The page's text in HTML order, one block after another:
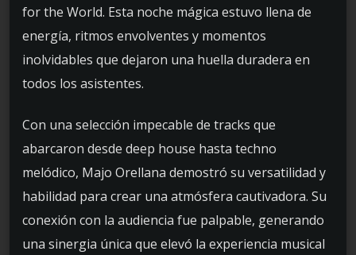
for the World. Esta noche mágica estuvo llena de
energía, ritmos envolventes y momentos
inolvidables que dejaron una huella duradera en
todos los asistentes.
Con una selección impecable de tracks que
abarcaron desde deep house hasta techno
melódico, Majo Orellana demostró su versatilidad y
habilidad para crear una atmósfera cautivadora. Su
conexión con la audiencia fue palpable, generando
una sinergia única que elevó la experiencia musical